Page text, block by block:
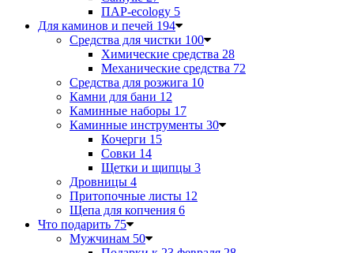
ПАР-ecology 5
Для каминов и печей 194
Средства для чистки 100
Химические средства 28
Механические средства 72
Средства для розжига 10
Камни для бани 12
Каминные наборы 17
Каминные инструменты 30
Кочерги 15
Совки 14
Щетки и щипцы 3
Дровницы 4
Притопочные листы 12
Щепа для копчения 6
Что подарить 75
Мужчинам 50